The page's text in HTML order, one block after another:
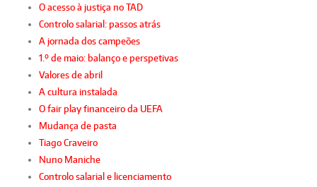
O acesso à justiça no TAD
Controlo salarial: passos atrás
A jornada dos campeões
1.º de maio: balanço e perspetivas
Valores de abril
A cultura instalada
O fair play financeiro da UEFA
Mudança de pasta
Tiago Craveiro
Nuno Maniche
Controlo salarial e licenciamento